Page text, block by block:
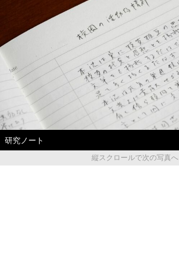
研究ノート
縦スクロールで次の写真へ